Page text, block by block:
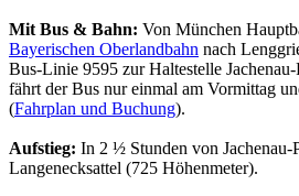
Mit Bus & Bahn: Von München
Bayerischen Oberlandbahn nach
Bus-Linie 9595 zur Haltestelle
fährt der Bus nur einmal am Vormittag
(Fahrplan und Buchung).
Aufstieg: In 2 ½ Stunden von Jachenau-
Langenecksattel (725 Höhenmeter).